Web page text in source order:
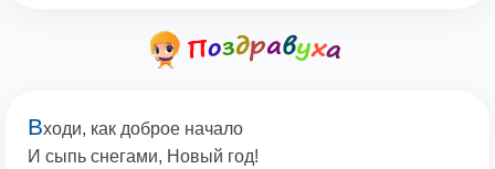
Входи, как доброе начало
И сыпь снегами, Новый год!